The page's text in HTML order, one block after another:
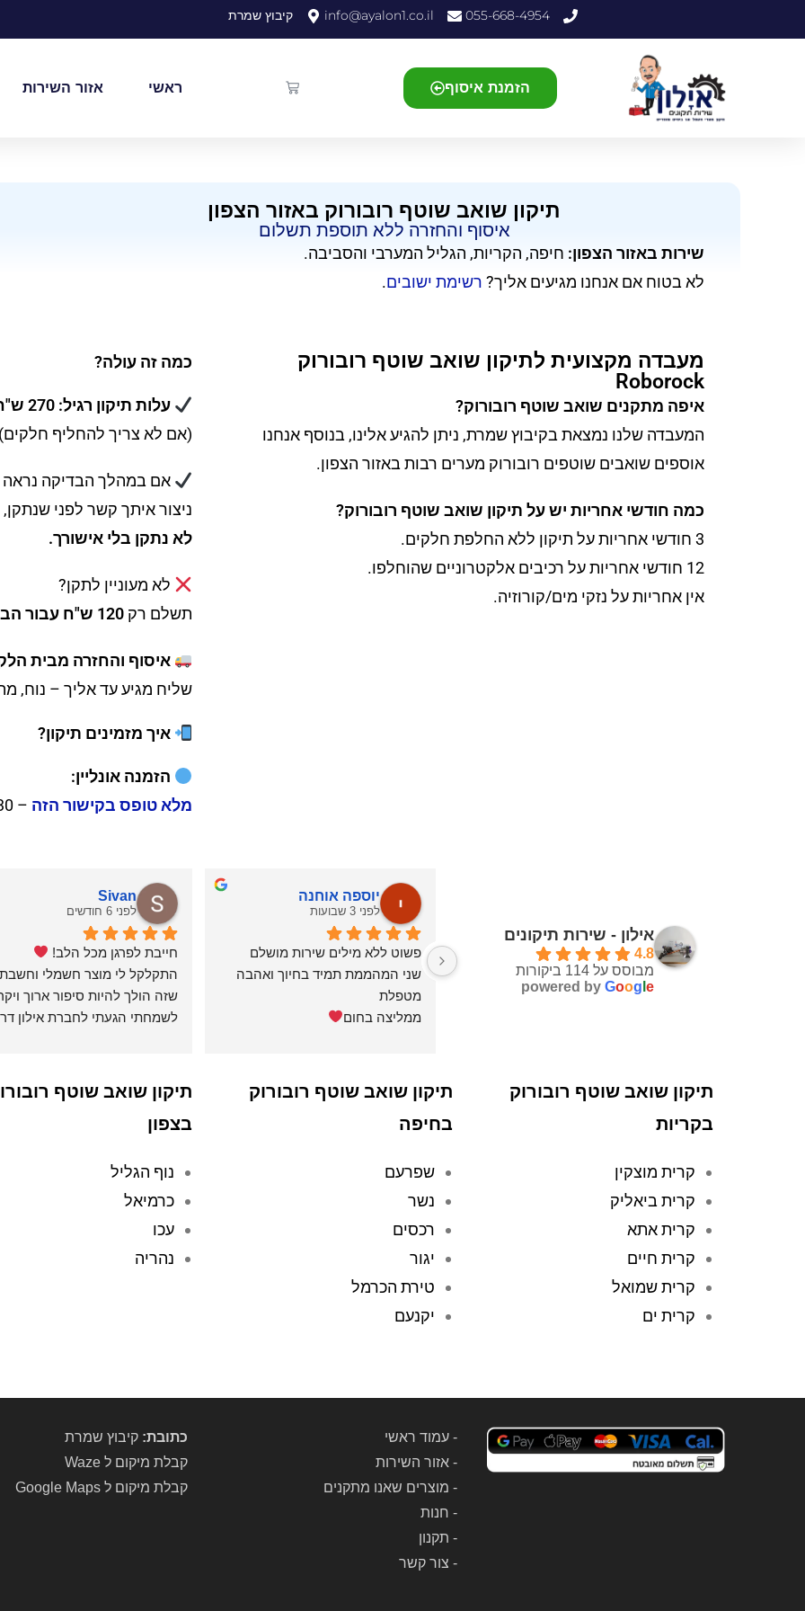
055-668-4954
info@ayalon1.co.il קיבוץ שמרת
הזמנת איסוף ראשי אזור השירות
תיקון שואב שוטף רובורוק באזור הצפון
איסוף והחזרה ללא תוספת תשלום​
שירות באזור הצפון: חיפה, הקריות, הגליל המערבי והסביבה.
לא בטוח אם אנחנו מגיעים אליך? רשימת ישובים.
מעבדה מקצועית לתיקון שואב שוטף רובורוק
Roborock
איפה מתקנים שואב שוטף רובורוק?
המעבדה שלנו נמצאת בקיבוץ שמרת, ניתן להגיע אלינו, בנוסף אנחנו
אוספים שואבים שוטפים רובורוק מערים רבות באזור הצפון.
כמה חודשי אחריות יש על תיקון שואב שוטף רובורוק?
3 חודשי אחריות על תיקון ללא החלפת חלקים.
12 חודשי אחריות על רכיבים אלקטרוניים שהוחלפו.
אין אחריות על נזקי מים/קורוזיה.
כמה זה עולה?
עלות תיקון רגיל: 270 ש"ח
(אם לא צריך להחליף חלקים)
אם במהלך הבדיקה
ניצור איתך קשר לפני
לא נתקן בלי אישורך.
לא מעוניין לתקן?
תשלם רק 120 ש"ח עבור הבדיקה.
איסוף והחזרה מבית
שליח מגיע עד אליך – נוח,
איך מזמינים תיקון?
הזמנה אונליין:
מלא טופס בקישור הזה – 30 שניות וזה אצלנו.
אילון - שירות תיקונים
4.8
מבוסס על 114 ביקורות
powered by Goog e
יוספה אוחנה
לפני 3 שבועות
פשוט ללא מילים שירות מושלם
מטפלת
ממליצה בחום
Sivan
לפני 6 חודשים
חייבת לפרגן מכל הלב!
(תרתי משמע
תיקון שואב שוטף רובורוק
בקריות
קרית מוצקין
קרית ביאליק
קרית אתא
קרית חיים
קרית שמואל
קרית ים
תיקון שואב שוטף רובורוק
בחיפה
שפרעם
נשר
רכסים
יגור
טירת הכרמל
יקנעם
תיקון שואב שוטף
בצפון
נוף הגליל
כרמיאל
עכו
נהריה
- עמוד ראשי
- אזור השירות
- מוצרים שאנו מתקנים
- חנות
- תקנון
- צור קשר
כתובת: קיבוץ שמרת
קבלת מיקום ל Waze
קבלת מיקום ל Google Maps